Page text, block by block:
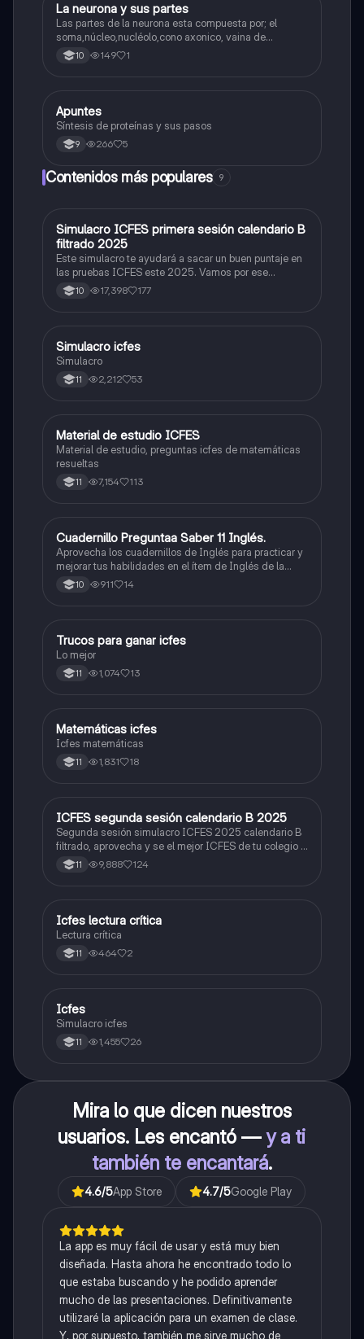
Biologia
La neurona y sus partes
Las partes de la neurona esta compuesta por; el
soma,núcleo,nucléolo,cono axonico, vaina de
mielina,celula schwan,núcleo de schwann,nódulo de
Ranvier,terminal axonico Arborizacion terminal, botón
10 149 1
Biologia
Apuntes
Síntesis de proteínas y sus pasos
9 266 5
Contenidos más populares 9
ICFES: Matemáticas
Simulacro ICFES primera sesión calendario B
filtrado 2025
Este simulacro te ayudará a sacar un buen puntaje en
las pruebas ICFES este 2025. Vamos por ese
500/500. Y poder ser admitido en la universidad que
quieras, estudiar la carrera que quieres y no la que te
10 17,398 177
ICFES: Lectura Crítica
Simulacro icfes
Simulacro
11 2,212 53
ICFES: Matemáticas
Material de estudio ICFES
Material de estudio, preguntas icfes de matemáticas
resueltas
11 7,154 113
ICFES: Inglés
Cuadernillo Preguntaa Saber 11 Inglés.
Aprovecha los cuadernillos de Inglés para practicar y
mejorar tus habilidades en el ítem de Inglés de la
Prueba Saber 11. 🫡
10 911 14
Química
Trucos para ganar icfes
Lo mejor
11 1,074 13
ICFES: Matemáticas
Matemáticas icfes
Icfes matemáticas
11 1,831 18
ICFES: Lectura Crítica
ICFES segunda sesión calendario B 2025
Segunda sesión simulacro ICFES 2025 calendario B
filtrado, aprovecha y se el mejor ICFES de tu colegio y
poder ingresar a universidad, y estudiar aquella
carrera con la que tanto sueñas.
11 9,888 124
Lengua Castellana
Icfes lectura crítica
Lectura crítica
11 464 2
ICFES: Sociales y Ciudadanas
Icfes
Simulacro icfes
11 1,455 26
Mira lo que dicen nuestros
usuarios. Les encantó —y a ti
también te encantará.
4.6/5App Store 4.7/5Google Play
La app es muy fácil de usar y está muy bien
diseñada. Hasta ahora he encontrado todo lo
que estaba buscando y he podido aprender
mucho de las presentaciones. Definitivamente
utilizaré la aplicación para un examen de clase.
Y, por supuesto, también me sirve mucho de